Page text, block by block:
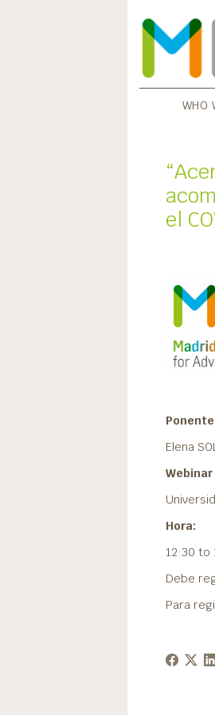
WHO
el
Elena
Hora:
12:30 to
Debe
Para